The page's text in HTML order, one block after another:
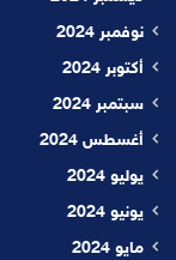
نوفمبر 2024
أكتوبر 2024
سبتمبر 2024
أغسطس 2024
يوليو 2024
يونيو 2024
مايو 2024